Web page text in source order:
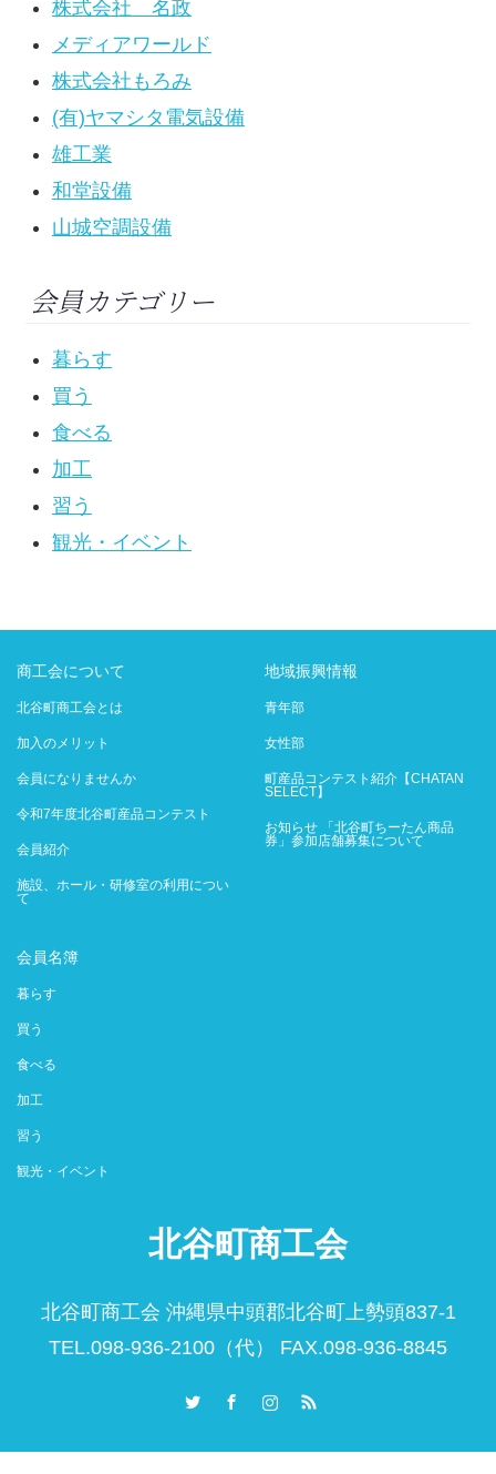
株式会社 名政
メディアワールド
株式会社もろみ
(有)ヤマシタ電気設備
雄工業
和堂設備
山城空調設備
会員カテゴリー
暮らす
買う
食べる
加工
習う
観光・イベント
商工会について
北谷町商工会とは
加入のメリット
会員になりませんか
令和7年度北谷町産品コンテスト
会員紹介
施設、ホール・研修室の利用につい
て
地域振興情報
青年部
女性部
町産品コンテスト紹介【CHATAN
SELECT】
お知らせ 「北谷町ちーたん商品
券」参加店舗募集について
会員名簿
暮らす
買う
食べる
加工
習う
観光・イベント
北谷町商工会
北谷町商工会 沖縄県中頭郡北谷町上勢頭837-1
TEL.098-936-2100（代） FAX.098-936-8845
Instagram
RSS